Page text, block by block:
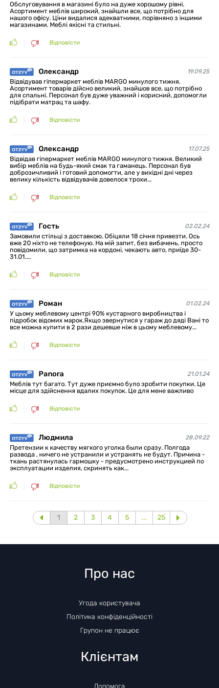
Обслуговування в магазині було на дуже хорошому рівні.
Асортимент меблів широкий, знайшли все, що потрібно для
нашого офісу. Ціни видалися адекватними, порівняно з іншими
магазинами. Меблі якісні та стильні.
Відповісти
Олександр 19.09.25
Відвідував гіпермаркет меблів MARGO минулого тижня.
Асортимент товарів дійсно великий, знайшов все, що потрібно
для спальні. Персонал був дуже уважний і корисний, допомогли
підібрати матрац та шафу.
Відповісти
Олександр 17.07.25
Відвідав гіпермаркет меблів MARGO минулого тижня. Великий
вибір меблів на будь-який смак та гаманець. Персонал був
доброзичливий і готовий допомогти, але у вихідні дні через
велику кількість відвідувачів довелося трохи...
Відповісти
Гость 02.02.24
Замовили стільці з доставкою. Обіцяли 18 січня привезти. Ось
вже 20 ніхто не телефоную. На мій запит, без вибачень, просто
повідомили, що затримка на кордоні, чекають авто, приїде 30-
31.01....
Відповісти
Роман 01.02.24
У цьому меблевому центрі 90% кустарного виробництва і
підробок відомих марок.Якщо звернутися у гараж до дяді Вані то
все можна купити в 2 рази дешевше ніж в цьому меблевому...
Відповісти
Panora 21.01.24
Меблів тут багато. Тут дуже приємно було зробити покупки. Це
місце для здійснення вдалих покупок. Це для мене важливо
Відповісти
Людмила 28.09.22
Претензии к качеству мягкого уголка были сразу. Полгода
развода , ничего не устранили и устранять не будут. Причина -
ткань растянулась гармошку - предусмотрено инструкцией по
эксплуатации изделия, скринять как...
Відповісти
1 2 3 4 5 ... 25
Про нас
Угода користувача
Політика конфіденційності
Групон не працює
Клієнтам
Допомога